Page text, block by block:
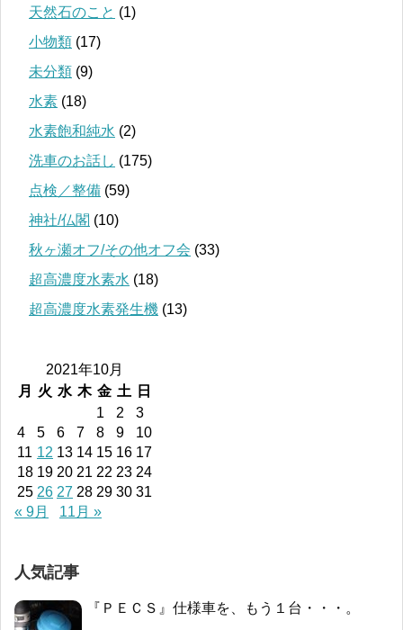
天然石のこと (1)
小物類 (17)
未分類 (9)
水素 (18)
水素飽和純水 (2)
洗車のお話し (175)
点検／整備 (59)
神社/仏閣 (10)
秋ヶ瀬オフ/その他オフ会 (33)
超高濃度水素水 (18)
超高濃度水素発生機 (13)
2021年10月
月
火 水 木 金 土
日
1
2
3
4
5 6 7 8 9
10
11 12 13 14 15 16 17
18 19 20 21 22 23 24
25 26 27 28 29 30 31
« 9月
11月 »
人気記事
『ＰＥＣＳ』仕様車を、もう１台・・・。